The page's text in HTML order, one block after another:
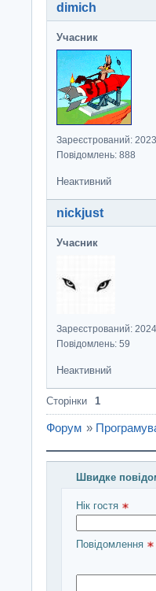
dimich
Учасник
Зареєстрований:
Повідомлень: 888
Неактивний
nickjust
Учасник
Зареєстрований:
Повідомлень: 59
Неактивний
Сторінки 1
Форум »
Швидке
Введіть
Нік гостя
Повідомлення